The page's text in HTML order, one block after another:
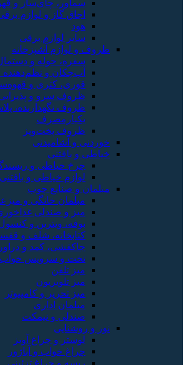
سماور، چای‌ساز و
اجاق گاز و لوازم
هود
سایر لوازم برقی
ظروف و لوازم آشپزخانه
سفره، حوله و
آب‌چکان و
قوری، کتری و
ظروف سرو و
ظروف نگهدارنده،
یکبارمصرف
ظروف پخت‌وپز
خوردنی و آشامیدنی
خیاطی و بافتنی
چرخ خیاطی و
لوازم خیاطی و بافتنی
مبلمان و صنایع چوب
مبلمان خانگی و
میز و صندلی
بوفه، ویترین و
کتابخانه، شلف و
جاکفشی، کمد و دراور
تخت و سرویس خواب
میز تلفن
میز تلویزیون
میز تحریر و کامپیوتر
مبلمان اداری
صندلی و نیمکت
نور و روشنایی
لوستر و چراغ آویز
چراغ خواب و آباژور